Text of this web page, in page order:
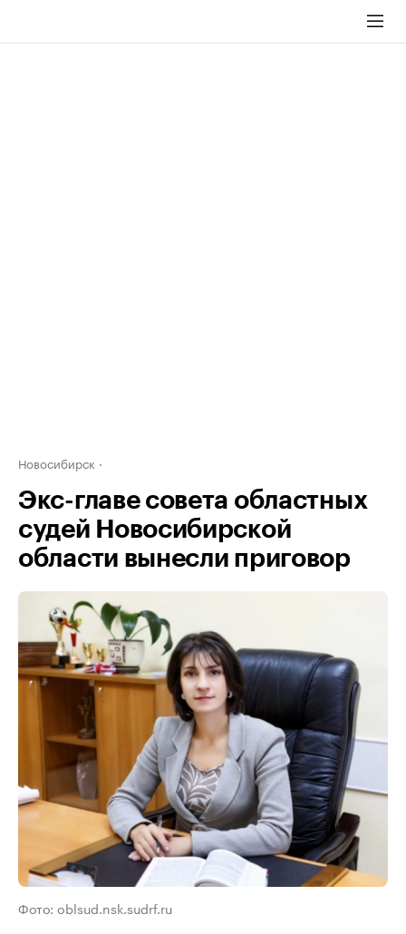
Новосибирск
Экс-главе совета областных
судей Новосибирской
области вынесли приговор
Фото: oblsud.nsk.sudrf.ru